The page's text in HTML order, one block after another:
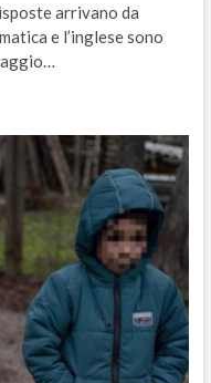
arrivano da
e l’inglese sono